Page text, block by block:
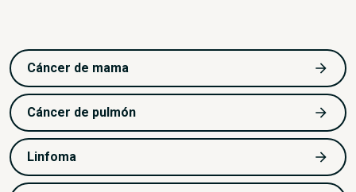
Cáncer de mama
Cáncer de pulmón
Linfoma